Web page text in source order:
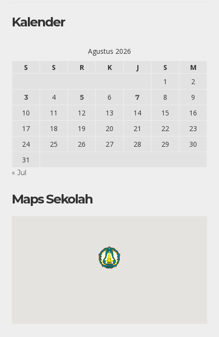
Kalender
Agustus 2026
S
S R K J S
M
1
2
3 4 5 6 7 8
9
10
11 12 13 14 15
16
17
18 19 20 21 22
23
24
25 26 27 28 29
30
31
« Jul
Maps Sekolah